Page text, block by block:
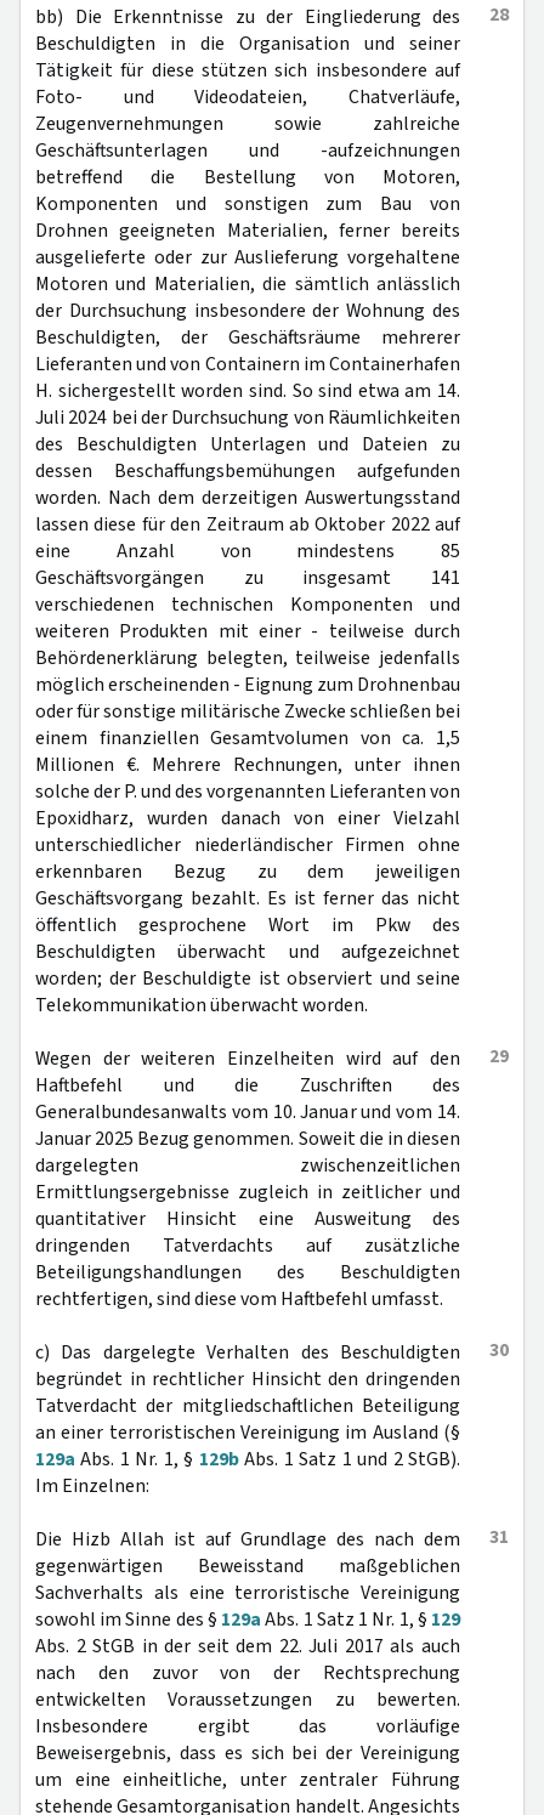
28
bb) Die Erkenntnisse zu der Eingliederung des
Beschuldigten in die Organisation und seiner
Tätigkeit für diese stützen sich insbesondere auf
Foto- und Videodateien, Chatverläufe,
Zeugenvernehmungen sowie zahlreiche
Geschäftsunterlagen und -aufzeichnungen
betreffend die Bestellung von Motoren,
Komponenten und sonstigen zum Bau von
Drohnen geeigneten Materialien, ferner bereits
ausgelieferte oder zur Auslieferung vorgehaltene
Motoren und Materialien, die sämtlich anlässlich
der Durchsuchung insbesondere der Wohnung des
Beschuldigten, der Geschäftsräume mehrerer
Lieferanten und von Containern im Containerhafen
H. sichergestellt worden sind. So sind etwa am 14.
Juli 2024 bei der Durchsuchung von Räumlichkeiten
des Beschuldigten Unterlagen und Dateien zu
dessen Beschaffungsbemühungen aufgefunden
worden. Nach dem derzeitigen Auswertungsstand
lassen diese für den Zeitraum ab Oktober 2022 auf
eine Anzahl von mindestens 85
Geschäftsvorgängen zu insgesamt 141
verschiedenen technischen Komponenten und
weiteren Produkten mit einer - teilweise durch
Behördenerklärung belegten, teilweise jedenfalls
möglich erscheinenden - Eignung zum Drohnenbau
oder für sonstige militärische Zwecke schließen bei
einem finanziellen Gesamtvolumen von ca. 1,5
Millionen €. Mehrere Rechnungen, unter ihnen
solche der P. und des vorgenannten Lieferanten von
Epoxidharz, wurden danach von einer Vielzahl
unterschiedlicher niederländischer Firmen ohne
erkennbaren Bezug zu dem jeweiligen
Geschäftsvorgang bezahlt. Es ist ferner das nicht
öffentlich gesprochene Wort im Pkw des
Beschuldigten überwacht und aufgezeichnet
worden; der Beschuldigte ist observiert und seine
Telekommunikation überwacht worden.
29
Wegen der weiteren Einzelheiten wird auf den
Haftbefehl und die Zuschriften des
Generalbundesanwalts vom 10. Januar und vom 14.
Januar 2025 Bezug genommen. Soweit die in diesen
dargelegten zwischenzeitlichen
Ermittlungsergebnisse zugleich in zeitlicher und
quantitativer Hinsicht eine Ausweitung des
dringenden Tatverdachts auf zusätzliche
Beteiligungshandlungen des Beschuldigten
rechtfertigen, sind diese vom Haftbefehl umfasst.
30
c) Das dargelegte Verhalten des Beschuldigten
begründet in rechtlicher Hinsicht den dringenden
Tatverdacht der mitgliedschaftlichen Beteiligung
an einer terroristischen Vereinigung im Ausland (§
129a Abs. 1 Nr. 1, § 129bAbs. 1 Satz 1 und 2 StGB).
Im Einzelnen:
31
Die Hizb Allah ist auf Grundlage des nach dem
gegenwärtigen Beweisstand maßgeblichen
Sachverhalts als eine terroristische Vereinigung
sowohl im Sinne des § 129aAbs. 1 Satz 1 Nr. 1, § 129
Abs. 2 StGB in der seit dem 22. Juli 2017 als auch
nach den zuvor von der Rechtsprechung
entwickelten Voraussetzungen zu bewerten.
Insbesondere ergibt das vorläufige
Beweisergebnis, dass es sich bei der Vereinigung
um eine einheitliche, unter zentraler Führung
stehende Gesamtorganisation handelt. Angesichts